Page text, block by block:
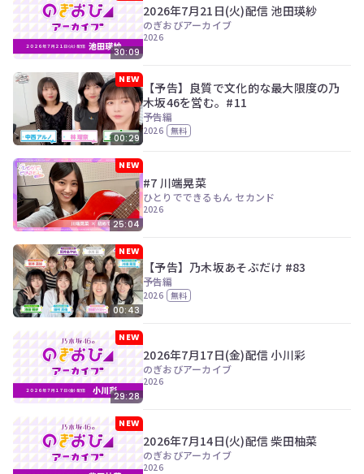
30:09
2026年7月21日(火)配信 池田瑛紗
のぎおびアーカイブ
2026
NEW
00:29
【予告】良質で文化的な最大限度の乃
木坂46を営む。#11
予告編
2026 無料
NEW
25:04
#7 川端晃菜
ひとりでできるもん セカンド
2026
NEW
00:43
【予告】乃木坂あそぶだけ #83
予告編
2026 無料
NEW
29:28
2026年7月17日(金)配信 小川彩
のぎおびアーカイブ
2026
NEW
2026年7月14日(火)配信 柴田柚菜
のぎおびアーカイブ
2026